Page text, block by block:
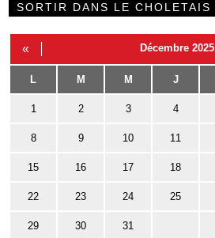
SORTIR DANS LE CHOLETAIS
« Décembre 2025
L M M J
1 2 3 4
8 9 10 11
15 16 17 18
22 23 24 25
29 30 31